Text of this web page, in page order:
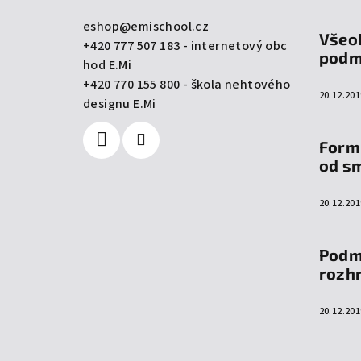
eshop@emischool.cz
+420 777 507 183 - internetový obc
hod E.Mi
+420 770 155 800 - škola nehtového
designu E.Mi
od